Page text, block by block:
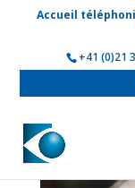
Accueil
+41 (0)21